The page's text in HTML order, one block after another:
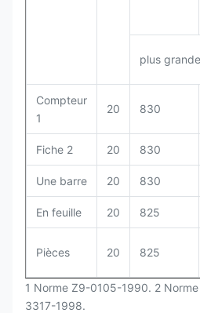
plus
Compteur
1
20 830
Fiche 2 20 830
Une barre 20 830
En feuille 20 825
Pièces 20 825
1 Norme Z9-0105-1990. 2
3317-1998.